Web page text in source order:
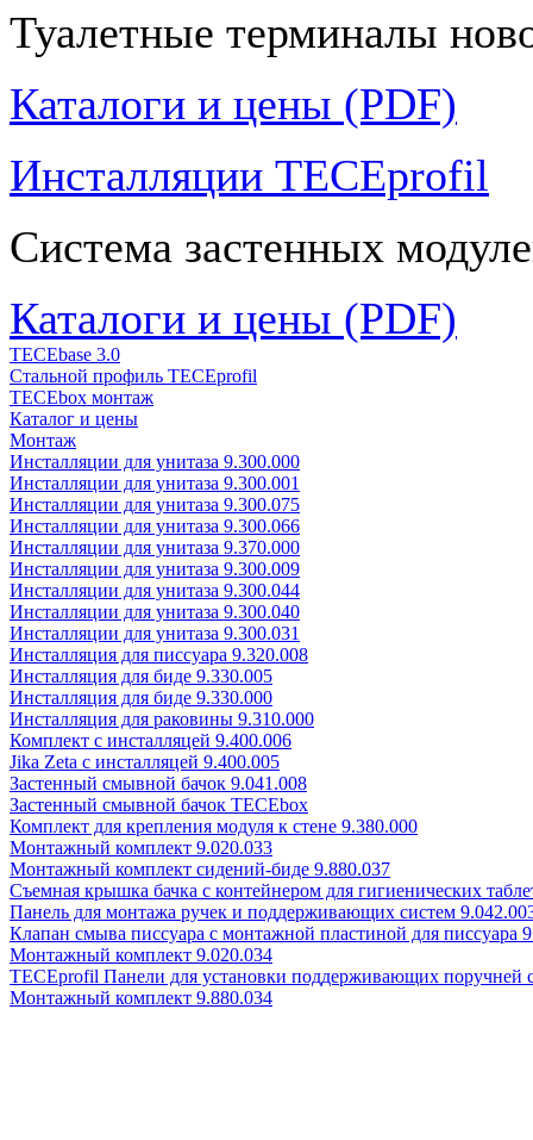
Туалетные терминалы
Каталоги и цены (PDF)
Инсталляции TECEprofil
Система застенных
Каталоги и цены (PDF)
TECEbase 3.0
Стальной профиль TECEprofil
TECEbox монтаж
Каталог и цены
Монтаж
Инсталляции для унитаза 9.300.000
Инсталляции для унитаза 9.300.001
Инсталляции для унитаза 9.300.075
Инсталляции для унитаза 9.300.066
Инсталляции для унитаза 9.370.000
Инсталляции для унитаза 9.300.009
Инсталляции для унитаза 9.300.044
Инсталляции для унитаза 9.300.040
Инсталляции для унитаза 9.300.031
Инсталляция для писсуара 9.320.008
Инсталляция для биде 9.330.005
Инсталляция для биде 9.330.000
Инсталляция для раковины 9.310.000
Комплект с инсталляцей 9.400.006
Jika Zeta с инсталляцей 9.400.005
Застенный смывной бачок 9.041.008
Застенный смывной бачок TECEbox
Комплект для крепления модуля к стене 9.380.000
Монтажный комплект 9.020.033
Монтажный комплект сидений-биде 9.880.037
Съемная крышка бачка с контейнером для гигиенических
Панель для монтажа ручек и поддерживающих систем
Клапан смыва писсуара с монтажной пластиной для писсуара
Монтажный комплект 9.020.034
TECEprofil Панели для установки поддерживающих поручней
Монтажный комплект 9.880.034